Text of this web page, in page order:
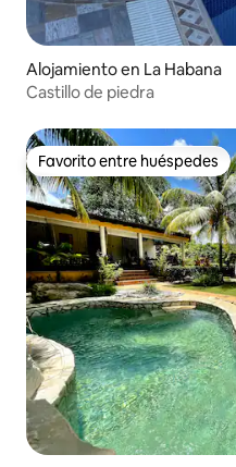
Alojamiento en La Habana
Castillo de piedra
Favorito entre huéspedes
Favorito entre huéspedes